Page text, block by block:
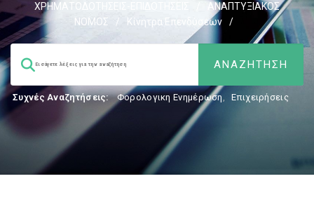
ΧΡΗΜΑΤΟΔΟΤΗΣΕΙΣ-ΕΠΙΔΟΤΗΣΕΙΣ
ΑΝΑΠΤΥΞΙΑΚΟΣ
ΝΟΜΟΣ
/ Κίνητρα Επενδύσεων /
Συχνές Αναζητήσεις: Φορολογικη Ενημέρωση, Επιχειρήσεις